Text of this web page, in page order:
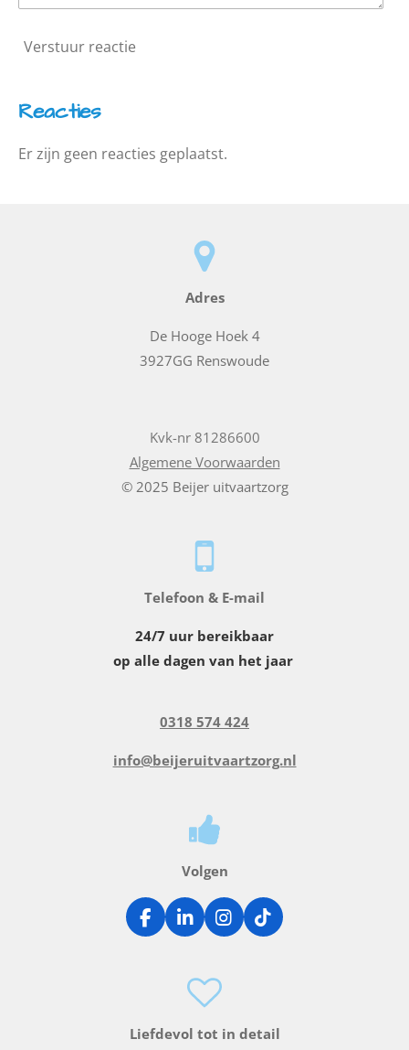
Verstuur reactie
Reacties
Er zijn geen reacties geplaatst.
Adres
De Hooge Hoek 4
3927GG Renswoude
Kvk-nr 81286600
Algemene Voorwaarden
© 2025 Beijer uitvaartzorg
Telefoon & E-mail
24/7 uur bereikbaar
op alle dagen van het jaar
0318 574 424
info@beijeruitvaartzorg.nl
Volgen
F
a
o
k
L
i
k
e
I
n
I
n
r
a
T
i
Liefdevol tot in detail